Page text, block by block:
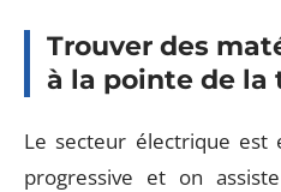
Trouver des
à la pointe de la
Le secteur électrique est
progressive et on